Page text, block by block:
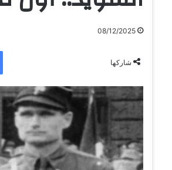
08/12/2025
شاركها